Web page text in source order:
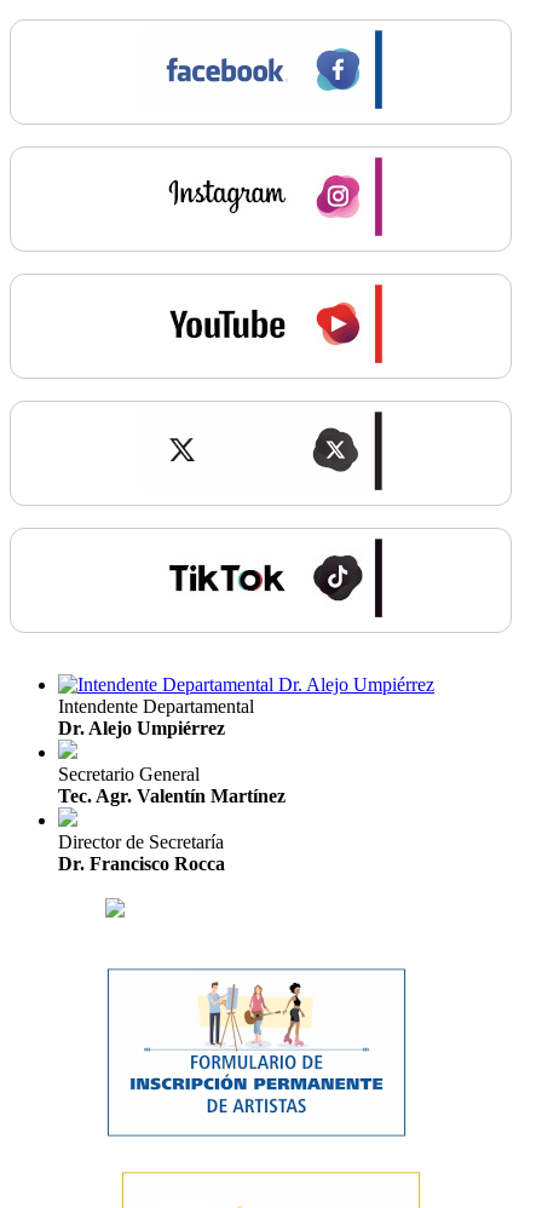
Intendente Departamental
Dr. Alejo Umpiérrez
Secretario General
Tec. Agr. Valentín Martínez
Director de Secretaría
Dr. Francisco Rocca